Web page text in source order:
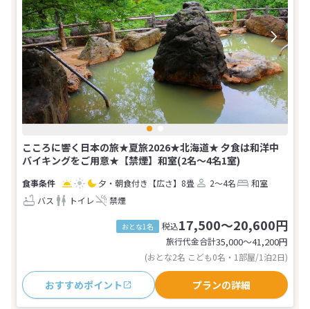
こころに響く日本の旅★夏旅2026★北海道★ 夕食は和洋中
バイキングをご用意★【禁煙】和室(2名～4名1室)
夕・朝食付き 【広さ】8畳 2～4名
和室
バス
トイレ 禁煙
おとな1名 税込17,500～20,600円
旅行代金合計35,000〜41,200円
(おとな2名 こども0名・1部屋/1泊2日)
おすすめポイント プランの詳細